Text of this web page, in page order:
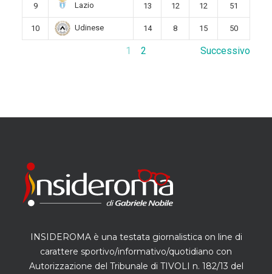
9 Lazio 13 12 12 51
10 Udinese 14 8 15 50
1 2 Successivo
INSIDEROMA è una testata giornalistica on line di
carattere sportivo/informativo/quotidiano con
Autorizzazione del Tribunale di TIVOLI n. 182/13 del